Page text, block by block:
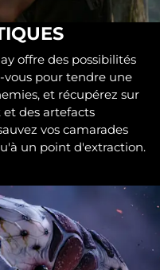
offre des possibilités
vous pour tendre une
et récupérez sur
des artefacts
vos camarades
un point d'extraction.